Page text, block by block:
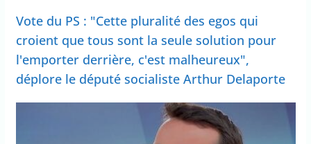
Vote du PS : "Cette pluralité des egos qui
croient que tous sont la seule solution pour
l'emporter derrière, c'est malheureux",
déplore le député socialiste Arthur Delaporte